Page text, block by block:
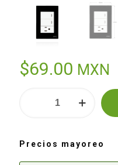
$69.00 MXN
UN
Alternative:
Precios mayoreo